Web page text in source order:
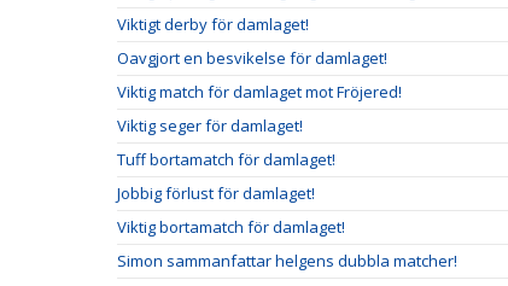
Viktigt derby för damlaget!
Oavgjort en besvikelse för damlaget!
Viktig match för damlaget mot Fröjered!
Viktig seger för damlaget!
Tuff bortamatch för damlaget!
Jobbig förlust för damlaget!
Viktig bortamatch för damlaget!
Simon sammanfattar helgens dubbla matcher!